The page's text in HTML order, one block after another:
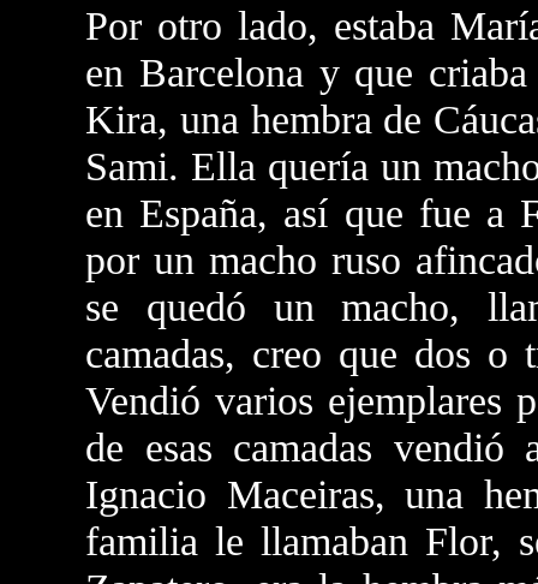
Por otro lado, estaba
en Barcelona y que
Kira, una hembra de
Sami. Ella quería un
en España, así que fue a
por un macho ruso
se quedó un macho,
camadas, creo que dos
Vendió varios ejemplares
de esas camadas
Ignacio Maceiras, una
familia le llamaban Flor,